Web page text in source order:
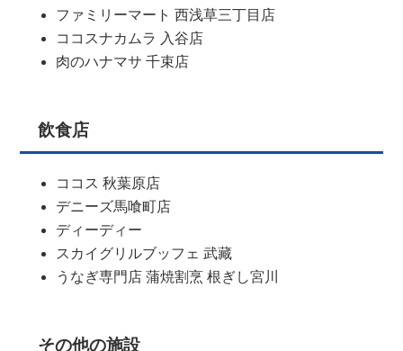
ファミリーマート 西浅草三丁目店
ココスナカムラ 入谷店
肉のハナマサ 千束店
飲食店
ココス 秋葉原店
デニーズ馬喰町店
ディーディー
スカイグリルブッフェ 武藏
うなぎ専門店 蒲焼割烹 根ぎし宮川
その他の施設